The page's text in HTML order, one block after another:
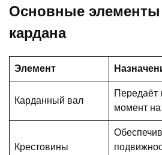
Основные элементы
кардана
Элемент
Карданный вал
Передаёт
момент
Крестовины